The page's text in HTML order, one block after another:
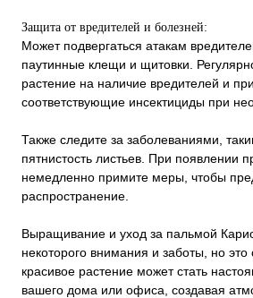
Защита от вредителей и болезней:
Может подвергаться атакам
паутинные клещи и щитовки.
растение на наличие вредителей и
соответствующие инсектициды при
Также следите за заболеваниями,
пятнистость листьев. При появлении
немедленно примите меры, чтобы
распространение.
Выращивание и уход за пальмой
некоторого внимания и заботы, но это
красивое растение может стать
вашего дома или офиса, создавая